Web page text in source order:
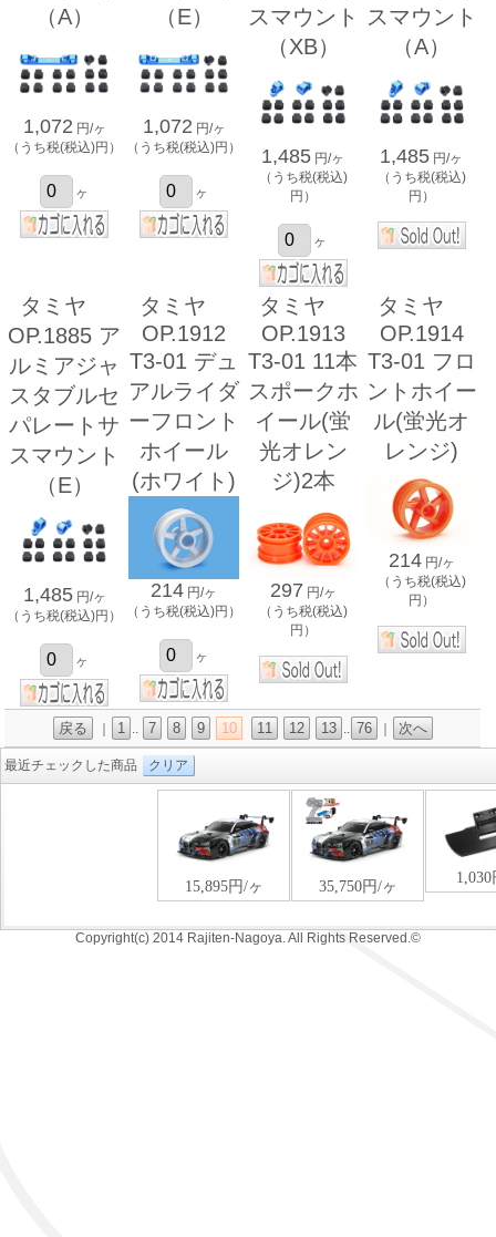
（A）
1,072 円/ヶ
（うち税(税込)円）
ヶ
（E）
1,072 円/ヶ
（うち税(税込)円）
ヶ
スマウント
（XB）
1,485 円/ヶ
（うち税(税込)
円）
ヶ
スマウント
（A）
1,485 円/ヶ
（うち税(税込)
円）
タミヤ
OP.1885 ア
ルミアジャ
スタブルセ
パレートサ
スマウント
（E）
1,485 円/ヶ
（うち税(税込)円）
ヶ
タミヤ
OP.1912
T3-01 デュ
アルライダ
ーフロント
ホイール
(ホワイト)
214 円/ヶ
（うち税(税込)円）
ヶ
タミヤ
OP.1913
T3-01 11本
スポークホ
イール(蛍
光オレン
ジ)2本
297 円/ヶ
（うち税(税込)
円）
タミヤ
OP.1914
T3-01 フロ
ントホイー
ル(蛍光オ
レンジ)
214 円/ヶ
（うち税(税込)
円）
戻る 1 .. 7 8 9 10 11 12 13 .. 76 次へ
最近チェックした商品 クリア
Copyright(c) 2014 Rajiten-Nagoya. All Rights Reserved.©